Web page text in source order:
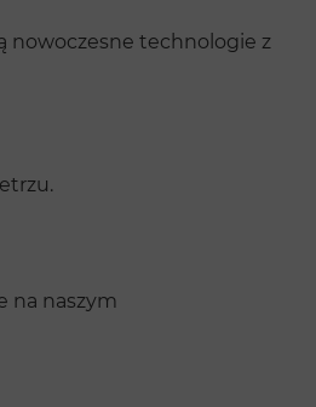
nowoczesne technologie z
na naszym